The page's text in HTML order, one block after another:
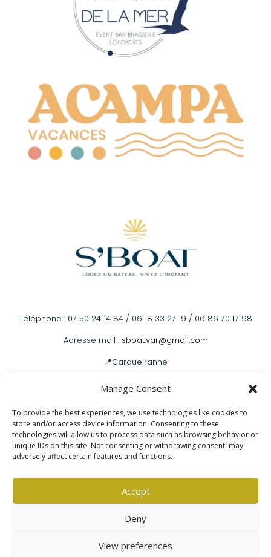
Manage Consent
To provide the best experiences, we use technologies like cookies to
store and/or access device information. Consenting to these
technologies will allow us to process data such as browsing behavior or
unique IDs on this site. Not consenting or withdrawing consent, may
adversely affect certain features and functions.
Accept
Deny
View preferences
Téléphone : 07 50 24 14 84 / 06 18 33 27 19 / 06 86 70 17 98
Adresse mail : sboat.var@gmail.com
📍Carqueiranne
📍Hyères
Louer un bateau
Mentions légales|Politique de confidentialité
Copyright © 2025 –Glinted.frAll Right Reserved